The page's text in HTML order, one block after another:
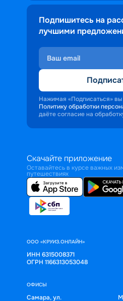
Подпишитесь на
лучшими
Нажимая «Подписаться»
Политику обработки
даёте согласие на
Скачайте приложение
Оставайтесь в курсе важных
путешествиях
ООО «КРУИЗ.ОНЛАЙН»
ИНН 6315008371
ОГРН 1166313053048
ОФИСЫ
Самара, ул.